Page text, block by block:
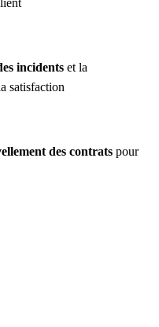
incidents et la
satisfaction
des contrats pour